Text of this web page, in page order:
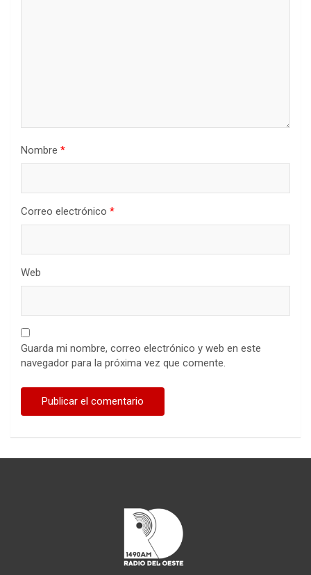
Nombre *
Correo electrónico *
Web
Guarda mi nombre, correo electrónico y web en este
navegador para la próxima vez que comente.